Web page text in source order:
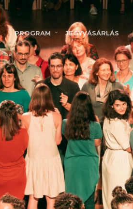
PROGRAM JEGYVÁSÁRLÁS